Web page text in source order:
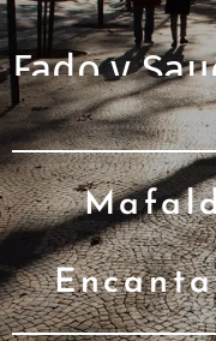
Fado y